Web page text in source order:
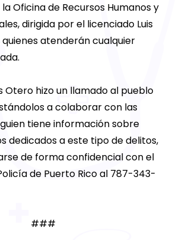
Oficina de Recursos Humanos y
dirigida por el licenciado Luis
quienes atenderán cualquier
Otero hizo un llamado al pueblo
a colaborar con las
tiene información sobre
dedicados a este tipo de delitos,
de forma confidencial con el
de Puerto Rico al 787-343-
###